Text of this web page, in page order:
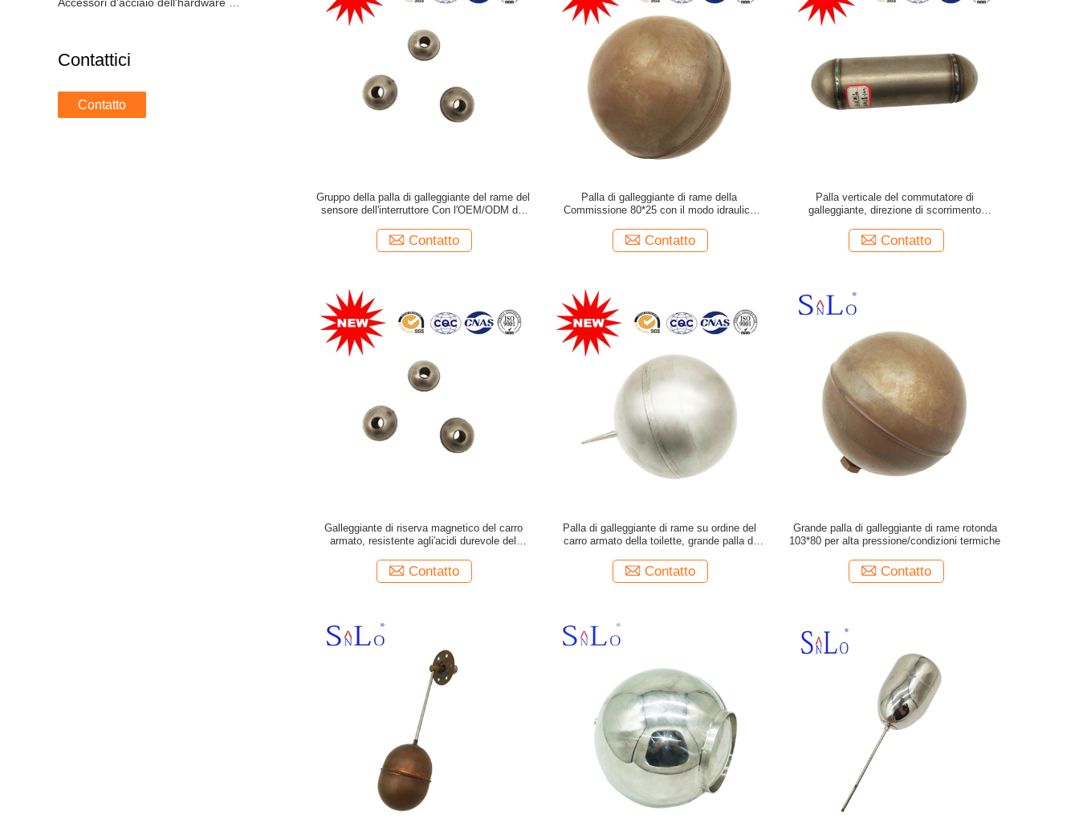
Contattici
Contatto
Gruppo della palla di galleggiante del rame del
sensore dell'interruttore Con l'OEM/ODM del
Contatto
Palla di galleggiante di rame della
Commissione 80*25 con il modo idraulico
Contatto
Palla verticale del commutatore di
galleggiante, direzione di scorrimento
depressione dell'acqua
Contatto
Galleggiante di riserva magnetico del carro
armato, resistente agli'acidi durevole del
armato
Contatto
Palla di galleggiante di rame su ordine del
carro armato della toilette, grande palla di
Contatto
Grande palla di galleggiante di rame rotonda
103*80 per alta pressione/condizioni termiche
Contatto